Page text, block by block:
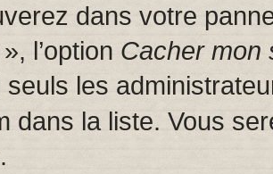
dans votre
l’option Cacher mon
seuls les
dans la liste. Vous